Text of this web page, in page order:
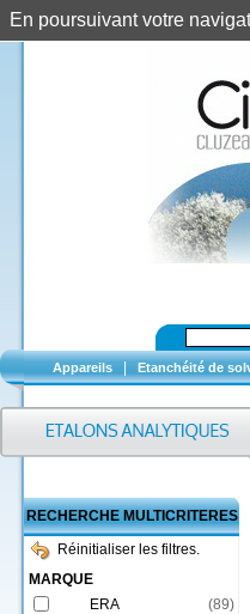
Appareils Etanchéité de
RECHERCHE MULTICRITERES
Réinitialiser les filtres.
MARQUE
ERA
(89)
En poursuivant votre